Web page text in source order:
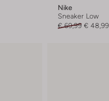
Nike
Sneaker Low
€ 69,99 € 48,99